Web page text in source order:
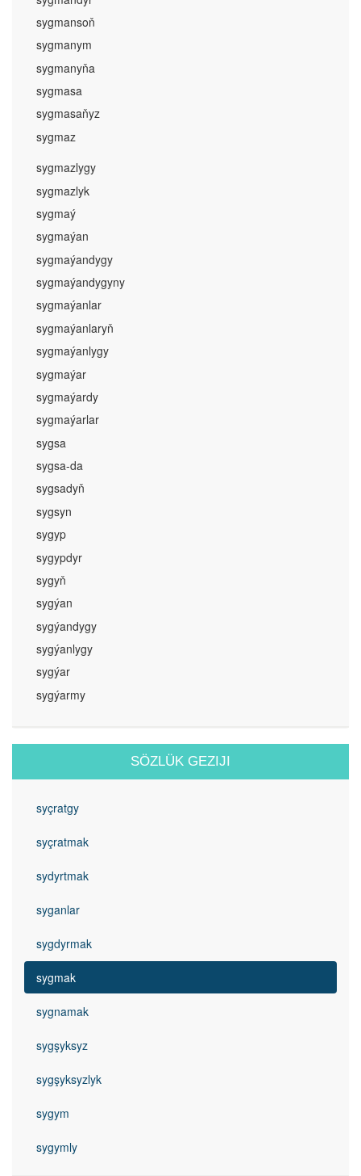
sygmansoň
sygmanym
sygmanyňa
sygmasa
sygmasaňyz
sygmaz
sygmazlygy
sygmazlyk
sygmaý
sygmaýan
sygmaýandygy
sygmaýandygyny
sygmaýanlar
sygmaýanlaryň
sygmaýanlygy
sygmaýar
sygmaýardy
sygmaýarlar
sygsa
sygsa-da
sygsadyň
sygsyn
sygyp
sygypdyr
sygyň
sygýan
sygýandygy
sygýanlygy
sygýar
sygýarmy
SÖZLÜK GEZIJI
syçratgy
syçratmak
sydyrtmak
syganlar
sygdyrmak
sygmak
sygnamak
sygşyksyz
sygşyksyzlyk
sygym
sygymly